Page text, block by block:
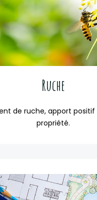
Ruche
de ruche, apport
propriété.